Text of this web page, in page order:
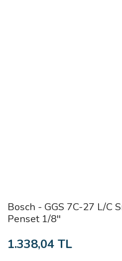
Bosch - GGS 7C-27 L/C
Penset 1/8''
1.338,04 TL